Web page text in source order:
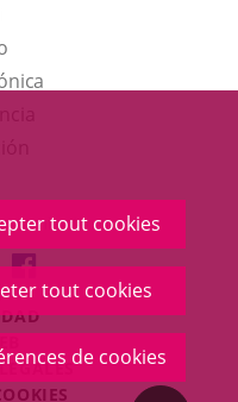
tout cookies
tout cookies
de cookies
Este
enlace
una
ventana
nueva.
externa.
ENLACE
A
UNA
APLICACIÓN
EXTERNA.